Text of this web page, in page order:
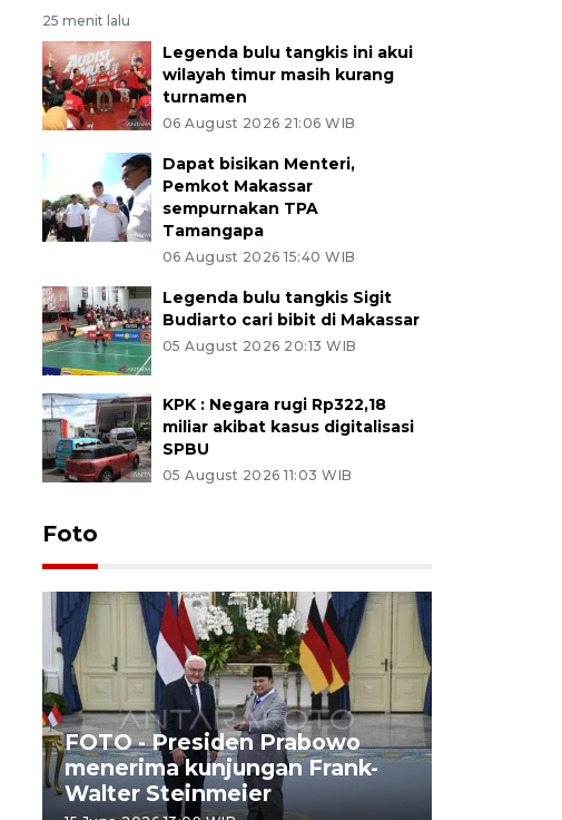
25 menit lalu
Legenda bulu tangkis ini akui
wilayah timur masih kurang
turnamen
06 August 2026 21:06 WIB
Dapat bisikan Menteri,
Pemkot Makassar
sempurnakan TPA
Tamangapa
06 August 2026 15:40 WIB
Legenda bulu tangkis Sigit
Budiarto cari bibit di Makassar
05 August 2026 20:13 WIB
KPK : Negara rugi Rp322,18
miliar akibat kasus digitalisasi
SPBU
05 August 2026 11:03 WIB
Foto
FOTO - Presiden Prabowo
menerima kunjungan Frank-
Walter Steinmeier